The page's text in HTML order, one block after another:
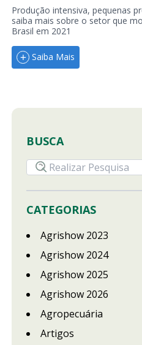
Produção intensiva, pequenas
saiba mais sobre o setor que
Brasil em 2021
Saiba Mais
BUSCA
CATEGORIAS
Agrishow 2023
Agrishow 2024
Agrishow 2025
Agrishow 2026
Agropecuária
Artigos